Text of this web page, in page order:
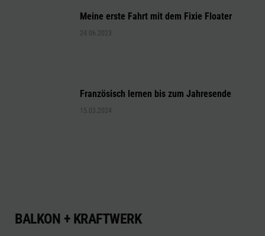
Meine erste Fahrt mit dem Fixie Floater
24.06.2023
Französisch lernen bis zum Jahresende
15.03.2024
BALKON + KRAFTWERK